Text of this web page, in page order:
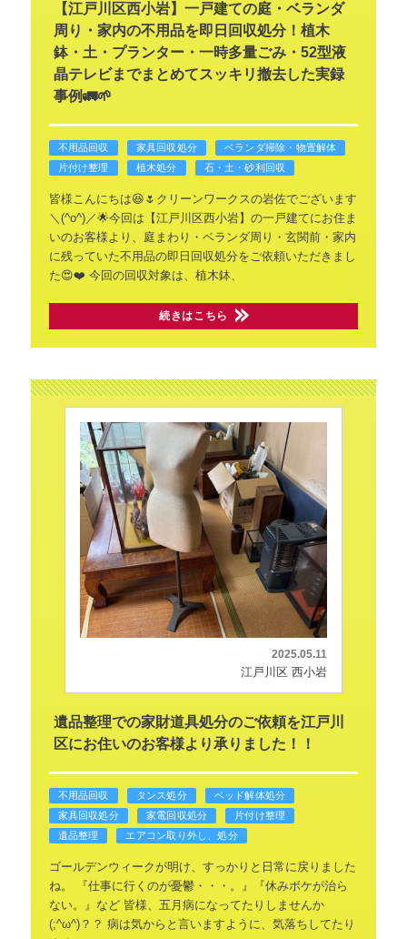
【江戸川区西小岩】一戸建ての庭・ベランダ
周り・家内の不用品を即日回収処分！植木
鉢・土・プランター・一時多量ごみ・52型液
晶テレビまでまとめてスッキリ撤去した実録
事例🚛🌱
不用品回収 家具回収処分
ベランダ掃除・物置解体
片付け整理
植木処分 石・土・砂利回収
皆様こんにちは😆🌷クリーンワークスの岩佐でございます
＼(^o^)／🌟今回は【江戸川区西小岩】の一戸建てにお住ま
いのお客様より、庭まわり・ベランダ周り・玄関前・家内
に残っていた不用品の即日回収処分をご依頼いただきまし
た😍❤️ 今回の回収対象は、植木鉢、
続きはこちら
2025.05.11
江戸川区 西小岩
遺品整理での家財道具処分のご依頼を江戸川
区にお住いのお客様より承りました！！
不用品回収 タンス処分
ベッド解体処分
家具回収処分
家電回収処分
片付け整理
遺品整理
エアコン取り外し、処分
ゴールデンウィークが明け、すっかりと日常に戻りました
ね。
『仕事に行くのが憂鬱・・・。』『休みボケが治ら
ない。』など皆様、五月病になってたりしませんか
(;^ω^)？？ 病は気からと言いますように、気落ちしてたり